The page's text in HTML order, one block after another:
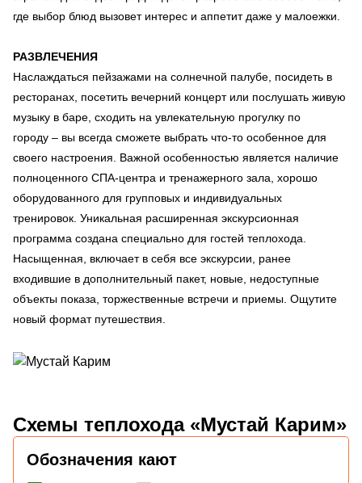
где выбор блюд вызовет интерес и аппетит даже у малоежки.
РАЗВЛЕЧЕНИЯ
Наслаждаться пейзажами на солнечной палубе, посидеть в
ресторанах, посетить вечерний концерт или послушать живую
музыку в баре, сходить на увлекательную прогулку по
городу – вы всегда сможете выбрать что-то особенное для
своего настроения. Важной особенностью является наличие
полноценного СПА-центра и тренажерного зала, хорошо
оборудованного для групповых и индивидуальных
тренировок. Уникальная расширенная экскурсионная
программа создана специально для гостей теплохода.
Насыщенная, включает в себя все экскурсии, ранее
входившие в дополнительный пакет, новые, недоступные
объекты показа, торжественные встречи и приемы. Ощутите
новый формат путешествия.
Схемы теплохода «Мустай Карим»
Обозначения кают